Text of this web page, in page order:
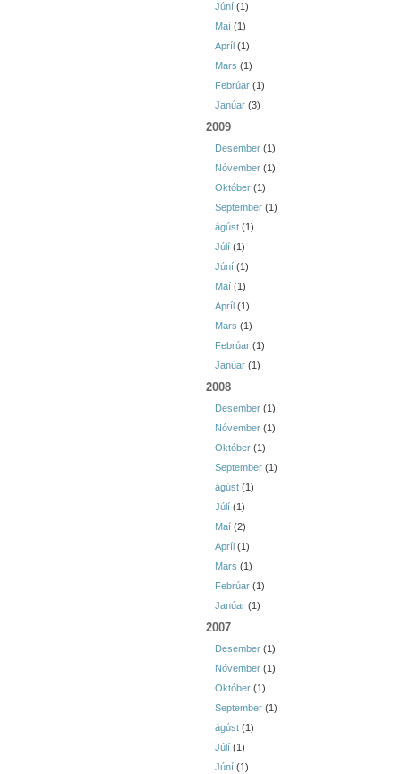
Júní (1)
Maí (1)
Apríl (1)
Mars (1)
Febrúar (1)
Janúar (3)
2009
Desember (1)
Nóvember (1)
Október (1)
September (1)
ágúst (1)
Júlí (1)
Júní (1)
Maí (1)
Apríl (1)
Mars (1)
Febrúar (1)
Janúar (1)
2008
Desember (1)
Nóvember (1)
Október (1)
September (1)
ágúst (1)
Júlí (1)
Maí (2)
Apríl (1)
Mars (1)
Febrúar (1)
Janúar (1)
2007
Desember (1)
Nóvember (1)
Október (1)
September (1)
ágúst (1)
Júlí (1)
Júní (1)